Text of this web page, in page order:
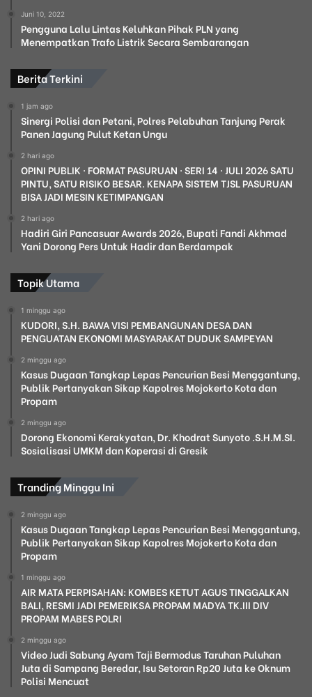
Juni 10, 2022
Pengguna Lalu Lintas Keluhkan Pihak PLN yang
Menempatkan Trafo Listrik Secara Sembarangan
Berita Terkini
1 jam ago
Sinergi Polisi dan Petani, Polres Pelabuhan Tanjung Perak
Panen Jagung Pulut Ketan Ungu
2 hari ago
OPINI PUBLIK · FORMAT PASURUAN · SERI 14 · JULI 2026 SATU
PINTU, SATU RISIKO BESAR. KENAPA SISTEM TJSL PASURUAN
BISA JADI MESIN KETIMPANGAN
2 hari ago
Hadiri Giri Pancasuar Awards 2026, Bupati Fandi Akhmad
Yani Dorong Pers Untuk Hadir dan Berdampak
Topik Utama
1 minggu ago
KUDORI, S.H. BAWA VISI PEMBANGUNAN DESA DAN
PENGUATAN EKONOMI MASYARAKAT DUDUK SAMPEYAN
2 minggu ago
Kasus Dugaan Tangkap Lepas Pencurian Besi Menggantung,
Publik Pertanyakan Sikap Kapolres Mojokerto Kota dan
Propam
2 minggu ago
Dorong Ekonomi Kerakyatan, Dr. Khodrat Sunyoto .S.H.M.SI.
Sosialisasi UMKM dan Koperasi di Gresik
Tranding Minggu Ini
2 minggu ago
Kasus Dugaan Tangkap Lepas Pencurian Besi Menggantung,
Publik Pertanyakan Sikap Kapolres Mojokerto Kota dan
Propam
1 minggu ago
AIR MATA PERPISAHAN: KOMBES KETUT AGUS TINGGALKAN
BALI, RESMI JADI PEMERIKSA PROPAM MADYA TK.III DIV
PROPAM MABES POLRI
2 minggu ago
Video Judi Sabung Ayam Taji Bermodus Taruhan Puluhan
Juta di Sampang Beredar, Isu Setoran Rp20 Juta ke Oknum
Polisi Mencuat